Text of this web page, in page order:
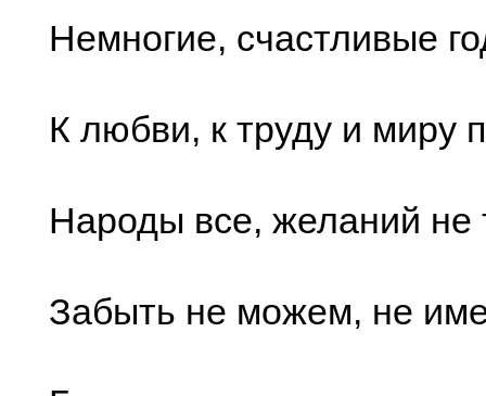
Немногие, счастливые
К любви, к труду и миру
Народы все, желаний не
Забыть не можем, не